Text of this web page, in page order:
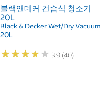
블랙앤데커 건습식 청소기
20L
Black & Decker Wet/Dry Vacuum
20L
★★★★★
★★★★★ 3.9 (40)